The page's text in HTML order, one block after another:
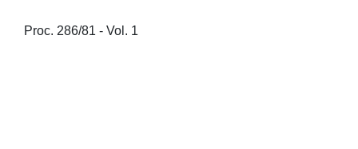
Proc. 286/81 - Vol. 1